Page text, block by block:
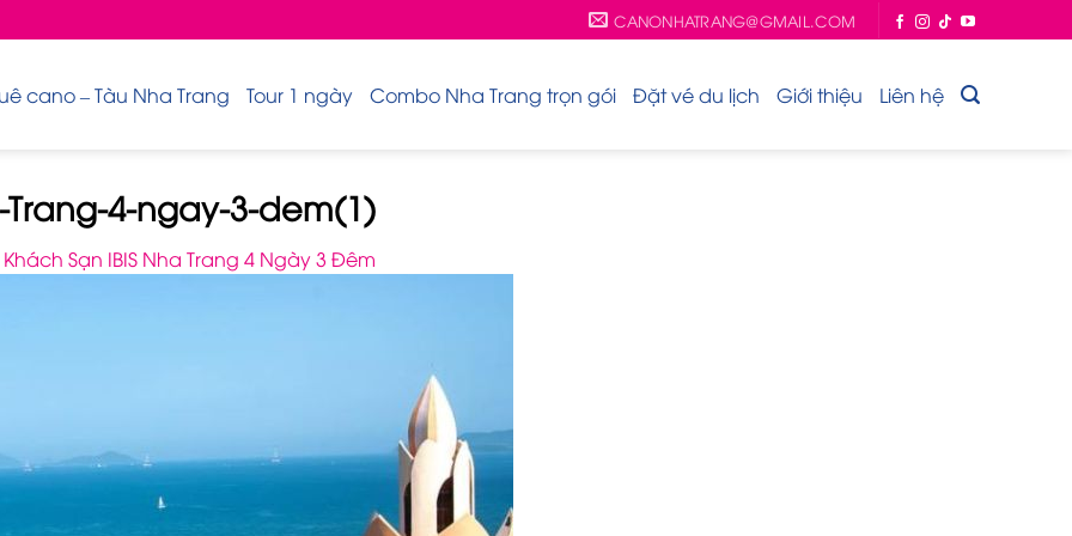
CANONHATRANG@GMAIL.COM
cano – Tàu Nha Trang Tour 1 ngày Combo Nha Trang trọn gói Đặt vé du lịch Giới thiệu Liên hệ
4-ngay-3-dem(1)
Sạn IBIS Nha Trang 4 Ngày 3 Đêm